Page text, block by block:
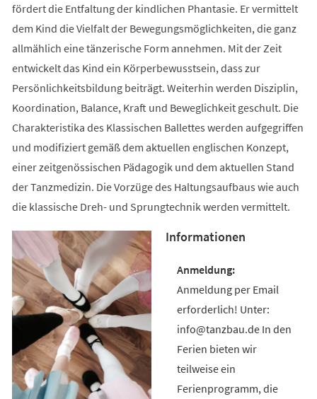
fördert die Entfaltung der kindlichen Phantasie. Er vermittelt
dem Kind die Vielfalt der Bewegungsmöglichkeiten, die ganz
allmählich eine tänzerische Form annehmen. Mit der Zeit
entwickelt das Kind ein Körperbewusstsein, dass zur
Persönlichkeitsbildung beiträgt. Weiterhin werden Disziplin,
Koordination, Balance, Kraft und Beweglichkeit geschult. Die
Charakteristika des Klassischen Ballettes werden aufgegriffen
und modifiziert gemäß dem aktuellen englischen Konzept,
einer zeitgenössischen Pädagogik und dem aktuellen Stand
der Tanzmedizin. Die Vorzüge des Haltungsaufbaus wie auch
die klassische Dreh- und Sprungtechnik werden vermittelt.
Informationen
Anmeldung per Email
erforderlich! Unter:
info@tanzbau.de In den
Ferien bieten wir
teilweise ein
Ferienprogramm, die